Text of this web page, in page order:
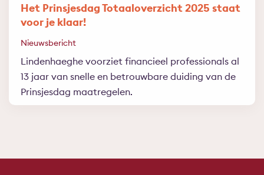
Het Prinsjesdag Totaaloverzicht 2025 staat
voor je klaar!
Nieuwsbericht
Lindenhaeghe voorziet financieel professionals al
13 jaar van snelle en betrouwbare duiding van de
Prinsjesdag maatregelen.